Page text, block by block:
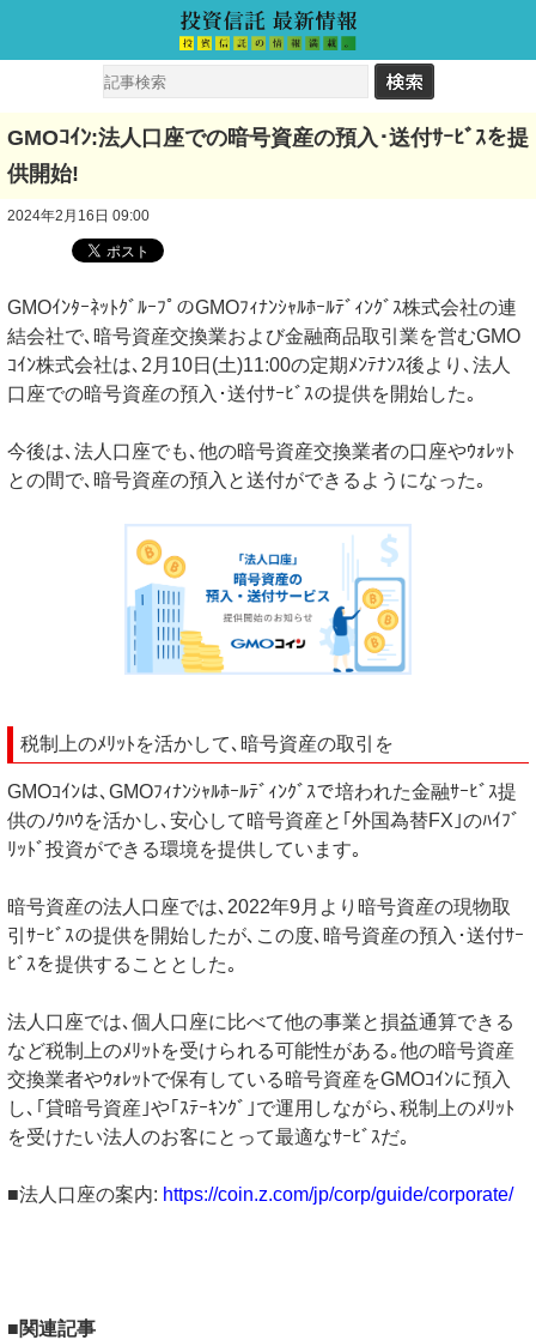
GMOｺｲﾝ:法人口座での暗号資産の預入･送付ｻｰﾋﾞｽを提
供開始!
2024年2月16日 09:00
GMOｲﾝﾀｰﾈｯﾄｸﾞﾙｰﾌﾟのGMOﾌｨﾅﾝｼｬﾙﾎｰﾙﾃﾞｨﾝｸﾞｽ株式会社の連
結会社で､暗号資産交換業および金融商品取引業を営むGMO
ｺｲﾝ株式会社は､2月10日(土)11:00の定期ﾒﾝﾃﾅﾝｽ後より､法人
口座での暗号資産の預入･送付ｻｰﾋﾞｽの提供を開始した｡
今後は､法人口座でも､他の暗号資産交換業者の口座やｳｫﾚｯﾄ
との間で､暗号資産の預入と送付ができるようになった｡
税制上のﾒﾘｯﾄを活かして､暗号資産の取引を
GMOｺｲﾝは､GMOﾌｨﾅﾝｼｬﾙﾎｰﾙﾃﾞｨﾝｸﾞｽで培われた金融ｻｰﾋﾞｽ提
供のﾉｳﾊｳを活かし､安心して暗号資産と｢外国為替FX｣のﾊｲﾌﾞ
ﾘｯﾄﾞ投資ができる環境を提供しています｡
暗号資産の法人口座では､2022年9月より暗号資産の現物取
引ｻｰﾋﾞｽの提供を開始したが､この度､暗号資産の預入･送付ｻｰ
ﾋﾞｽを提供することとした｡
法人口座では､個人口座に比べて他の事業と損益通算できる
など税制上のﾒﾘｯﾄを受けられる可能性がある｡他の暗号資産
交換業者やｳｫﾚｯﾄで保有している暗号資産をGMOｺｲﾝに預入
し､｢貸暗号資産｣や｢ｽﾃｰｷﾝｸﾞ｣で運用しながら､税制上のﾒﾘｯﾄ
を受けたい法人のお客にとって最適なｻｰﾋﾞｽだ｡
■法人口座の案内: https://coin.z.com/jp/corp/guide/corporate/
■関連記事